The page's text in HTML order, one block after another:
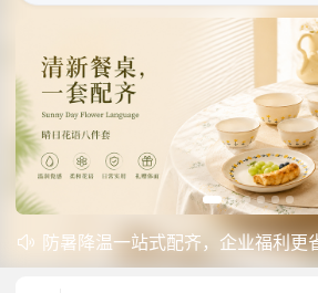

防暑降温一站式配齐，企业福利更
开学季礼品专区现已正式上线！